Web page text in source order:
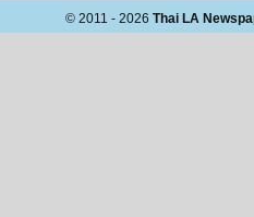
© 2011 - 2026 Thai LA